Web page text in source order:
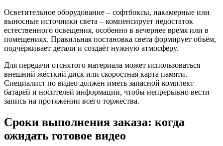
Осветительное оборудование – софтбоксы, накамерные или
выносные источники света – компенсирует недостаток
естественного освещения, особенно в вечернее время или в
помещениях. Правильная постановка света формирует объём,
подчёркивает детали и создаёт нужную атмосферу.
Для передачи отснятого материала может использоваться
внешний жёсткий диск или скоростная карта памяти.
Специалист по видео должен иметь запасной комплект
батарей и носителей информации, чтобы непрерывно вести
запись на протяжении всего торжества.
Сроки выполнения заказа: когда
ожидать готовое видео